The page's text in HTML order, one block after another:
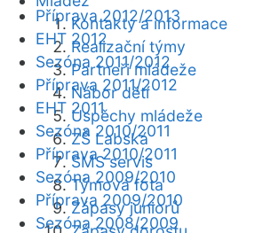
Kontakty a informace
Realizační týmy
Partneři mládeže
Nábor dětí
Úspěchy mládeže
ZŠ Labská
SMS servis
Týmová fota
Zápasy juniorů
Příprava 2012/2013
EHT 2012
Sezóna 2011/2012
Příprava 2011/2012
EHT 2011
Sezóna 2010/2011
Příprava 2010/2011
Sezóna 2009/2010
Příprava 2009/2010
Sezóna 2008/2009